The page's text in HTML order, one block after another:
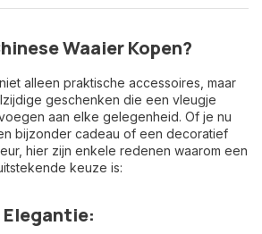
Waaier Kopen?
alleen praktische accessoires, maar
geschenken die een vleugje
aan elke gelegenheid. Of je nu
bijzonder cadeau of een decoratief
hier zijn enkele redenen waarom een
keuze is: